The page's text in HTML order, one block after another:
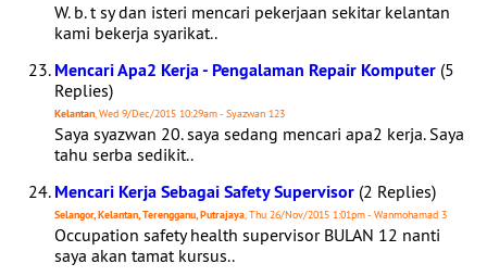
W. b. t sy dan isteri mencari pekerjaan sekitar kelantan
kami bekerja syarikat..
Mencari Apa2 Kerja - Pengalaman Repair Komputer (5
Replies)
Kelantan, Wed 9/Dec/2015 10:29am - Syazwan 123
Saya syazwan 20. saya sedang mencari apa2 kerja. Saya
tahu serba sedikit..
Mencari Kerja Sebagai Safety Supervisor (2 Replies)
Selangor, Kelantan, Terengganu, Putrajaya, Thu 26/Nov/2015 1:01pm - Wanmohamad 3
Occupation safety health supervisor BULAN 12 nanti
saya akan tamat kursus..